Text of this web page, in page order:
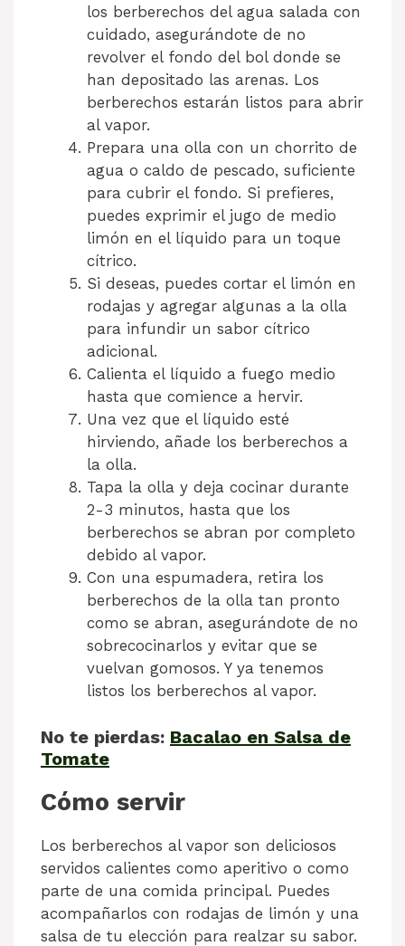
los berberechos del agua salada con
cuidado, asegurándote de no
revolver el fondo del bol donde se
han depositado las arenas. Los
berberechos estarán listos para abrir
al vapor.
Prepara una olla con un chorrito de
agua o caldo de pescado, suficiente
para cubrir el fondo. Si prefieres,
puedes exprimir el jugo de medio
limón en el líquido para un toque
cítrico.
Si deseas, puedes cortar el limón en
rodajas y agregar algunas a la olla
para infundir un sabor cítrico
adicional.
Calienta el líquido a fuego medio
hasta que comience a hervir.
Una vez que el líquido esté
hirviendo, añade los berberechos a
la olla.
Tapa la olla y deja cocinar durante
2-3 minutos, hasta que los
berberechos se abran por completo
debido al vapor.
Con una espumadera, retira los
berberechos de la olla tan pronto
como se abran, asegurándote de no
sobrecocinarlos y evitar que se
vuelvan gomosos. Y ya tenemos
listos los berberechos al vapor.
No te pierdas: Bacalao en Salsa de
Tomate
Cómo servir
Los berberechos al vapor son deliciosos
servidos calientes como aperitivo o como
parte de una comida principal. Puedes
acompañarlos con rodajas de limón y una
salsa de tu elección para realzar su sabor.